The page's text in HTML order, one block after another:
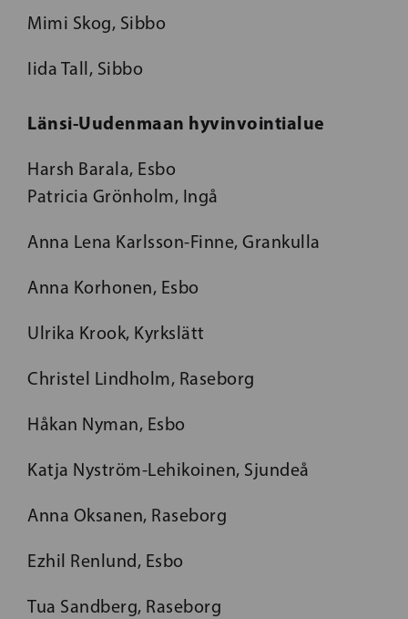
Mimi Skog, Sibbo
Iida Tall, Sibbo
Länsi-Uudenmaan hyvinvointialue
Harsh Barala, Esbo
Patricia Grönholm, Ingå
Anna Lena Karlsson-Finne, Grankulla
Anna Korhonen, Esbo
Ulrika Krook, Kyrkslätt
Christel Lindholm, Raseborg
Håkan Nyman, Esbo
Katja Nyström-Lehikoinen, Sjundeå
Anna Oksanen, Raseborg
Ezhil Renlund, Esbo
Tua Sandberg, Raseborg